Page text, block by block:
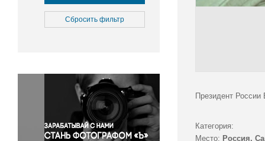
Культура
Медицина
Окружающая среда
Политика
Правосудие
Происшествия и конфликты
Религия
Сбросить фильтр
Президент
Категория:
Место: Россия,